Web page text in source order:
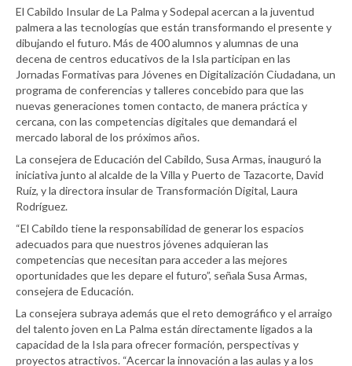
El Cabildo Insular de La Palma y Sodepal acercan a la juventud
palmera a las tecnologías que están transformando el presente y
dibujando el futuro. Más de 400 alumnos y alumnas de una
decena de centros educativos de la Isla participan en las
Jornadas Formativas para Jóvenes en Digitalización Ciudadana, un
programa de conferencias y talleres concebido para que las
nuevas generaciones tomen contacto, de manera práctica y
cercana, con las competencias digitales que demandará el
mercado laboral de los próximos años.
La consejera de Educación del Cabildo, Susa Armas, inauguró la
iniciativa junto al alcalde de la Villa y Puerto de Tazacorte, David
Ruíz, y la directora insular de Transformación Digital, Laura
Rodríguez.
“El Cabildo tiene la responsabilidad de generar los espacios
adecuados para que nuestros jóvenes adquieran las
competencias que necesitan para acceder a las mejores
oportunidades que les depare el futuro”, señala Susa Armas,
consejera de Educación.
La consejera subraya además que el reto demográfico y el arraigo
del talento joven en La Palma están directamente ligados a la
capacidad de la Isla para ofrecer formación, perspectivas y
proyectos atractivos. “Acercar la innovación a las aulas y a los